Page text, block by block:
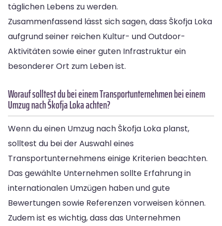
täglichen Lebens zu werden.
Zusammenfassend lässt sich sagen, dass Škofja Loka
aufgrund seiner reichen Kultur- und Outdoor-
Aktivitäten sowie einer guten Infrastruktur ein
besonderer Ort zum Leben ist.
Worauf solltest du bei einem Transportunternehmen bei einem
Umzug nach Škofja Loka achten?
Wenn du einen Umzug nach Škofja Loka planst,
solltest du bei der Auswahl eines
Transportunternehmens einige Kriterien beachten.
Das gewählte Unternehmen sollte Erfahrung in
internationalen Umzügen haben und gute
Bewertungen sowie Referenzen vorweisen können.
Zudem ist es wichtig, dass das Unternehmen